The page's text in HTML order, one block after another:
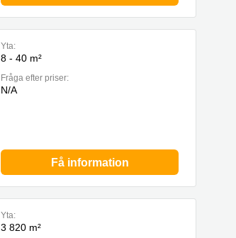
Yta:
8 - 40 m²
Fråga efter priser:
N/A
Få information
Yta:
3 820 m²